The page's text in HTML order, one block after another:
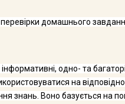
перевірки домашнього
одно- та
на
знань. Воно базується на